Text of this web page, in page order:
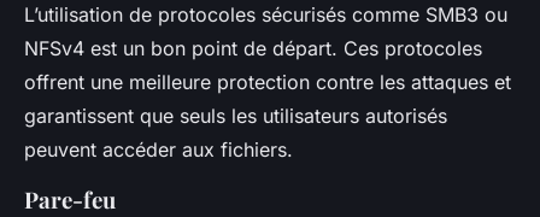
L’utilisation de protocoles sécurisés comme SMB3 ou
NFSv4 est un bon point de départ. Ces protocoles
offrent une meilleure protection contre les attaques et
garantissent que seuls les utilisateurs autorisés
peuvent accéder aux fichiers.
Pare-feu